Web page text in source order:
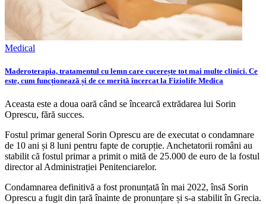
Medical
Maderoterapia, tratamentul cu lemn care cucerește tot mai multe clinici. Ce
este, cum funcționează și de ce merită încercat la Fiziolife Medica
Aceasta este a doua oară când se încearcă extrădarea lui Sorin
Oprescu, fără succes.
Fostul primar general Sorin Oprescu are de executat o condamnare
de 10 ani și 8 luni pentru fapte de corupție. Anchetatorii români au
stabilit că fostul primar a primit o mită de 25.000 de euro de la fostul
director al Administrației Penitenciarelor.
Condamnarea definitivă a fost pronunțată în mai 2022, însă Sorin
Oprescu a fugit din țară înainte de pronunțare și s-a stabilit în Grecia.